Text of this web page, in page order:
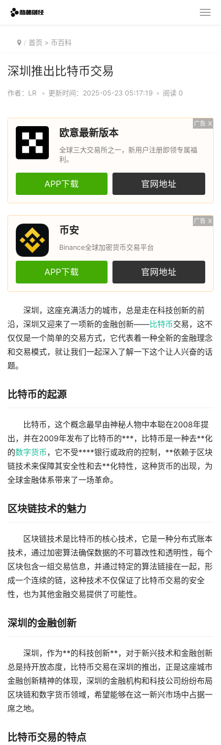
首页 > 币百科
深圳推出比特币交易
作者：LR • 更新时间：2025-05-23 05:17:19 • 阅读 0
广告 X
欧意最新版本
全球三大交易所之一，新用户注册即领专属福
利。
APP下载 官网地址
广告 X
币安
Binance全球加密货币交易平台
APP下载 官网地址
深圳，这座充满活力的城市，总是走在科技创新的前
沿，深圳又迎来了一项新的金融创新——比特币交易，这不
仅仅是一个简单的交易方式，它代表着一种全新的金融理念
和交易模式，就让我们一起深入了解一下这个让人兴奋的话
题。
比特币的起源
比特币，这个概念最早由神秘人物中本聪在2008年提
出，并在2009年发布了比特币的***，比特币是一种去**化
的数字货币，它不受****银行或政府的控制，**依赖于区块
链技术来保障其安全性和去**化特性，这种货币的出现，为
全球金融体系带来了一场革命。
区块链技术的魅力
区块链技术是比特币的核心技术，它是一种分布式账本
技术，通过加密算法确保数据的不可篡改性和透明性，每个
区块包含一组交易信息，并通过特定的算法链接在一起，形
成一个连续的链，这种技术不仅保证了比特币交易的安全
性，也为其他金融交易提供了可能性。
深圳的金融创新
深圳，作为**的科技创新**，对于新兴技术和金融创新
总是持开放态度，比特币交易在深圳的推出，正是这座城市
金融创新精神的体现，深圳的金融机构和科技公司纷纷布局
区块链和数字货币领域，希望能够在这一新兴市场中占据一
席之地。
比特币交易的特点